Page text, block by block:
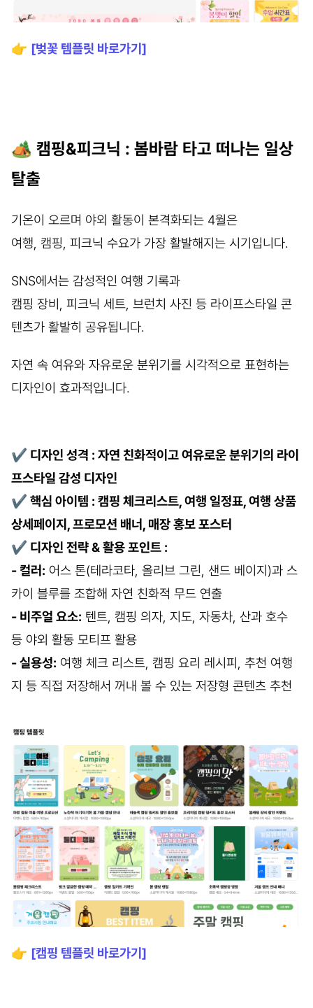
👉 [벚꽃 템플릿 바로가기]
🏕️ 캠핑&피크닉 : 봄바람 타고 떠나는 일상
탈출
기온이 오르며 야외 활동이 본격화되는 4월은
여행, 캠핑, 피크닉 수요가 가장 활발해지는 시기입니다.
SNS에서는 감성적인 여행 기록과
캠핑 장비, 피크닉 세트, 브런치 사진 등 라이프스타일 콘
텐츠가 활발히 공유됩니다.
자연 속 여유와 자유로운 분위기를 시각적으로 표현하는
디자인이 효과적입니다.
✔ 디자인 성격 : 자연 친화적이고 여유로운 분위기의 라이
프스타일 감성 디자인
✔ 핵심 아이템 : 캠핑 체크리스트, 여행 일정표, 여행 상품
상세페이지, 프로모션 배너, 매장 홍보 포스터
✔ 디자인 전략 & 활용 포인트 :
- 컬러: 어스 톤(테라코타, 올리브 그린, 샌드 베이지)과 스
카이 블루를 조합해 자연 친화적 무드 연출
- 비주얼 요소: 텐트, 캠핑 의자, 지도, 자동차, 산과 호수
등 야외 활동 모티프 활용
- 실용성: 여행 체크 리스트, 캠핑 요리 레시피, 추천 여행
지 등 직접 저장해서 꺼내 볼 수 있는 저장형 콘텐츠 추천
👉 [캠핑 템플릿 바로가기]